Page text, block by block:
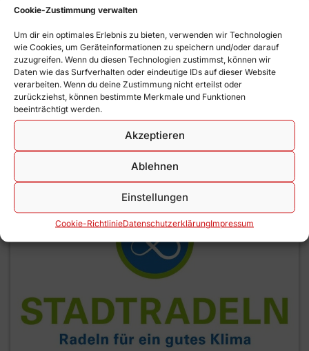
Cookie-Zustimmung verwalten
Um dir ein optimales Erlebnis zu bieten, verwenden wir Technologien
wie Cookies, um Geräteinformationen zu speichern und/oder darauf
zuzugreifen. Wenn du diesen Technologien zustimmst, können wir
Daten wie das Surfverhalten oder eindeutige IDs auf dieser Website
verarbeiten. Wenn du deine Zustimmung nicht erteilst oder
zurückziehst, können bestimmte Merkmale und Funktionen
beeinträchtigt werden.
Akzeptieren
Ablehnen
Einstellungen
Cookie-RichtlinieDatenschutz­erklärungImpressum
Am vergangenen Freitag wurde in der
reflektiert sowie einen Ausblick auf 2025 gegeben,
das ganz im Zeichen des 125-jährigen Jubiläums
steht. Karl-Friedrich Schmalz ist zudem als 2.
Vorstand ausgeschieden – für ihn rückt Uwe Dieterle
nach.